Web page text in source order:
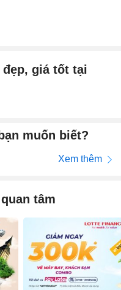
giá tốt tại
muốn biết?
Xem thêm
tâm